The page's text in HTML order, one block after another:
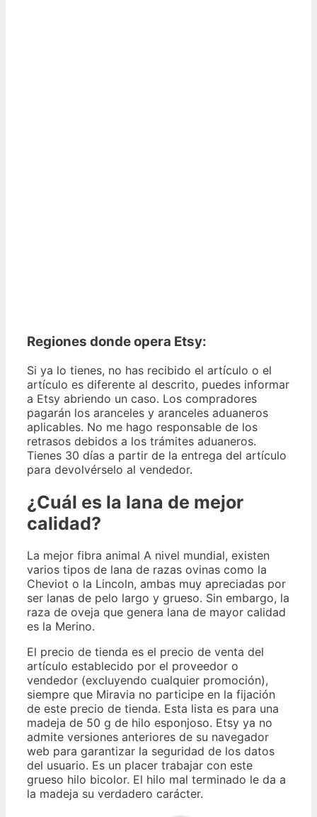
Regiones donde opera Etsy:
Si ya lo tienes, no has recibido el artículo o el
artículo es diferente al descrito, puedes informar
a Etsy abriendo un caso. Los compradores
pagarán los aranceles y aranceles aduaneros
aplicables. No me hago responsable de los
retrasos debidos a los trámites aduaneros.
Tienes 30 días a partir de la entrega del artículo
para devolvérselo al vendedor.
¿Cuál es la lana de mejor
calidad?
La mejor fibra animal A nivel mundial, existen
varios tipos de lana de razas ovinas como la
Cheviot o la Lincoln, ambas muy apreciadas por
ser lanas de pelo largo y grueso. Sin embargo, la
raza de oveja que genera lana de mayor calidad
es la Merino.
El precio de tienda es el precio de venta del
artículo establecido por el proveedor o
vendedor (excluyendo cualquier promoción),
siempre que Miravia no participe en la fijación
de este precio de tienda. Esta lista es para una
madeja de 50 g de hilo esponjoso. Etsy ya no
admite versiones anteriores de su navegador
web para garantizar la seguridad de los datos
del usuario. Es un placer trabajar con este
grueso hilo bicolor. El hilo mal terminado le da a
la madeja su verdadero carácter.